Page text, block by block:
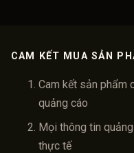
CAM KẾT MUA SẢN
Cam kết sản phẩm
quảng cáo
Mọi thông tin
thực tế